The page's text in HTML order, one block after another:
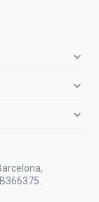


